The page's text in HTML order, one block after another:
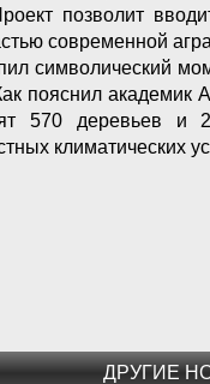
позволит
современной
символический
пояснил
570 деревьев и
климатических
ДРУГИЕ